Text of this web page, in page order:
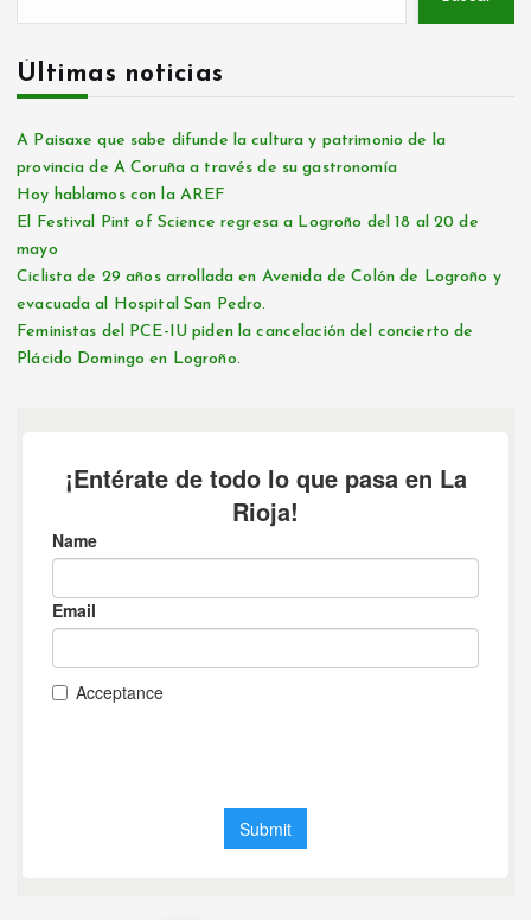
Últimas noticias
A Paisaxe que sabe difunde la cultura y patrimonio de la
provincia de A Coruña a través de su gastronomía
Hoy hablamos con la AREF
El Festival Pint of Science regresa a Logroño del 18 al 20 de
mayo
Ciclista de 29 años arrollada en Avenida de Colón de Logroño y
evacuada al Hospital San Pedro.
Feministas del PCE-IU piden la cancelación del concierto de
Plácido Domingo en Logroño.